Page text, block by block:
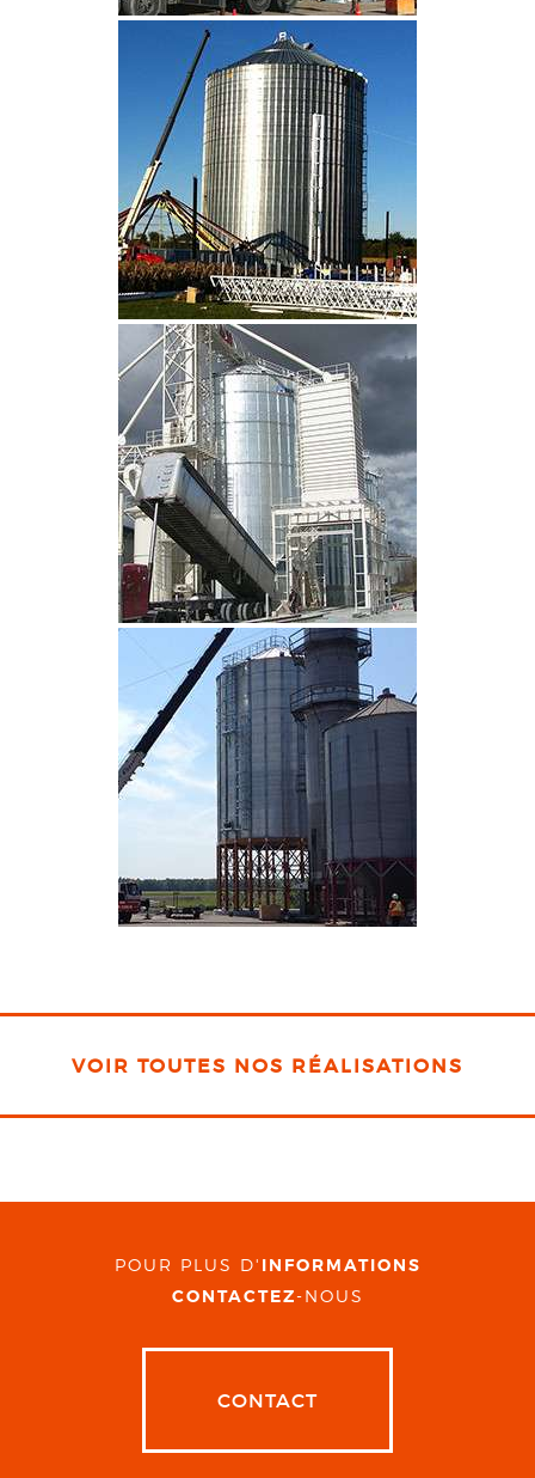
CLIQUEZ POUR AGRANDIR
CLIQUEZ POUR AGRANDIR
CLIQUEZ POUR AGRANDIR
VOIR TOUTES NOS RÉALISATIONS
POUR PLUS D' INFORMATIONS
CONTACTEZ-NOUS
CONTACT